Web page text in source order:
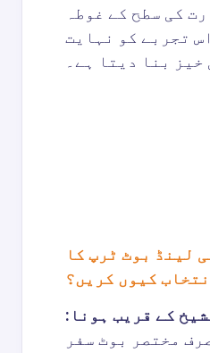
کی سطح کے غوطہ
تجربے کو نہایت
خیز بنا دیتا ہے۔
لینڈ بوٹ ٹرپ کا
کیوں کریں؟
کے قریب ہونا:
مختصر بوٹ سفر